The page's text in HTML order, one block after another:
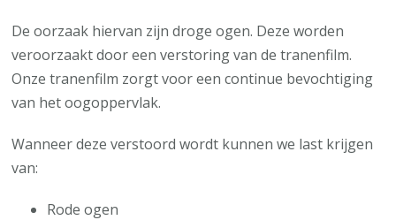
De oorzaak hiervan zijn droge ogen. Deze worden
veroorzaakt door een verstoring van de tranenfilm.
Onze tranenfilm zorgt voor een continue bevochtiging
van het oogoppervlak.
Wanneer deze verstoord wordt kunnen we last krijgen
van:
Rode ogen